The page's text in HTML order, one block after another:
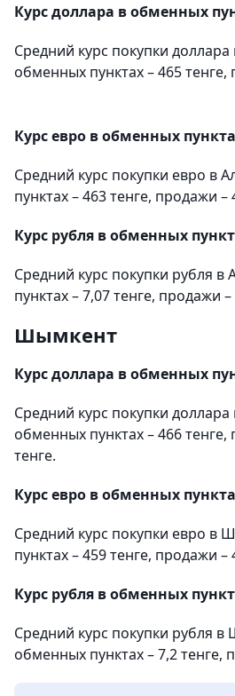
Курс доллара в обменных
Средний курс покупки
обменных пунктах – 465 тенге,
Курс евро в обменных
Средний курс покупки евро в
пунктах – 463 тенге, продажи –
Курс рубля в обменных
Средний курс покупки рубля
пунктах – 7,07 тенге, продажи –
Шымкент
Курс доллара в обменных
Средний курс покупки
обменных пунктах – 466 тенге,
тенге.
Курс евро в обменных
Средний курс покупки евро в
пунктах – 459 тенге, продажи –
Курс рубля в обменных
Средний курс покупки рубля
обменных пунктах – 7,2 тенге,